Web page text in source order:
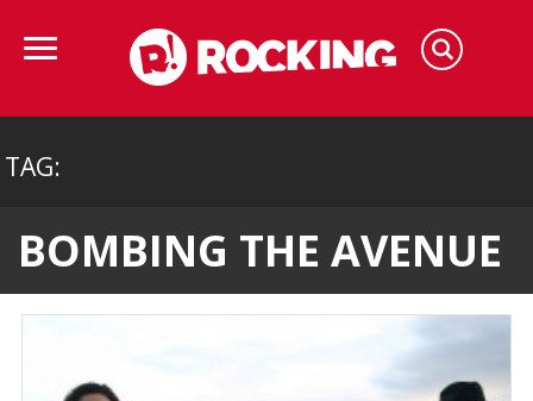
TAG:
BOMBING THE AVENUE